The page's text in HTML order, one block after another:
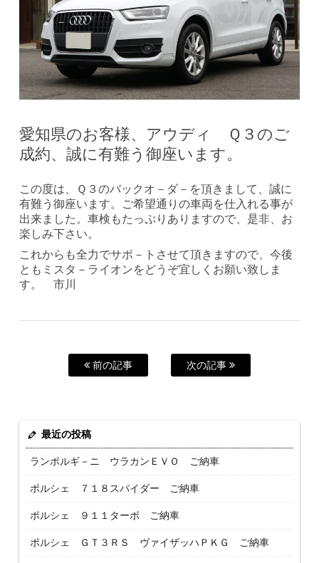
愛知県のお客様、アウディ Ｑ３のご
成約、誠に有難う御座います。
この度は、Ｑ３のバックオ－ダ－を頂きまして、誠に
有難う御座います。ご希望通りの車両を仕入れる事が
出来ました。車検もたっぷりありますので、是非、お
楽しみ下さい。
これからも全力でサポ－トさせて頂きますので、今後
ともミスタ－ライオンをどうぞ宜しくお願い致しま
す。 市川
前の記事 次の記事
最近の投稿
ランボルギ－ニ ウラカンＥＶＯ ご納車
ポルシェ ７１８スパイダー ご納車
ポルシェ ９１１ターボ ご納車
ポルシェ ＧＴ３ＲＳ ヴァイザッハＰＫＧ ご納車